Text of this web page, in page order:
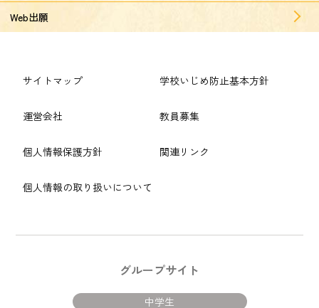
Web出願
サイトマップ
運営会社
個人情報保護方針
個人情報の取り扱いについて
学校いじめ防止基本方針
教員募集
関連リンク
グループサイト
中学生